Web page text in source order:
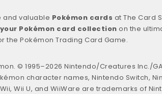
and valuable Pokémon cards at The Card
Pokémon card collection on the
the Pokémon Trading Card Game.
© 1995–2026 Nintendo/Creatures Inc./
character names, Nintendo Switch,
Wii U, and WiiWare are trademarks of